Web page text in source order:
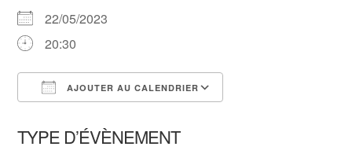
22/05/2023
20:30
AJOUTER AU CALENDRIER
TYPE D’ÉVÈNEMENT